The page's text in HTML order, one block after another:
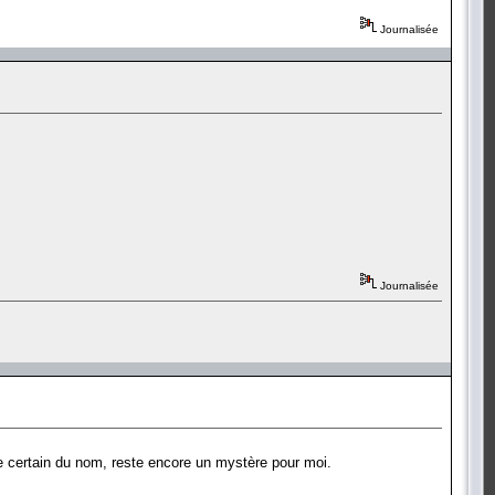
Journalisée
Journalisée
du nom, reste encore un mystère pour moi.